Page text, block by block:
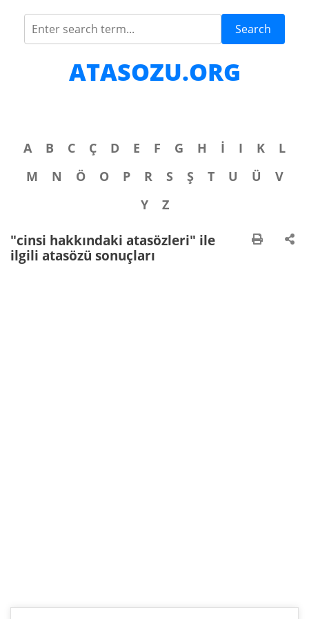
Search
ATASOZU.ORG
A B C Ç D E F G H İ I K
L
M
N Ö O P R S Ş T U Ü
V
Y
Z
"cinsi hakkındaki atasözleri" ile
ilgili atasözü sonuçları